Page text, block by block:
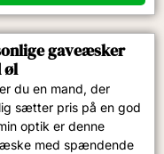
gaveæsker
øl
du en mand, der
sætter pris på en god
optik er denne
med spændende